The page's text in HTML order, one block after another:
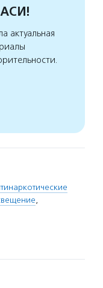
актуальная
,